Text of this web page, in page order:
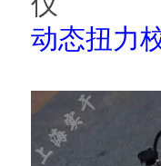
动态扭力